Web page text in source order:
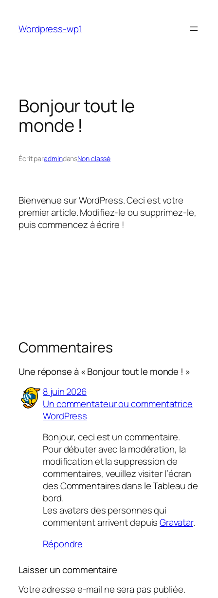
contenu
Wordpress-wp1
Bonjour tout le
monde !
Écrit paradmindansNon classé
Bienvenue sur WordPress. Ceci est votre
premier article. Modifiez-le ou supprimez-le,
puis commencez à écrire !
Commentaires
Une réponse à « Bonjour tout le monde ! »
8 juin 2026
Un commentateur ou commentatrice
WordPress
Bonjour, ceci est un commentaire.
Pour débuter avec la modération, la
modification et la suppression de
commentaires, veuillez visiter l’écran
des Commentaires dans le Tableau de
bord.
Les avatars des personnes qui
commentent arrivent depuisGravatar.
Répondre
Laisser un commentaire
Votre adresse e-mail ne sera pas publiée.